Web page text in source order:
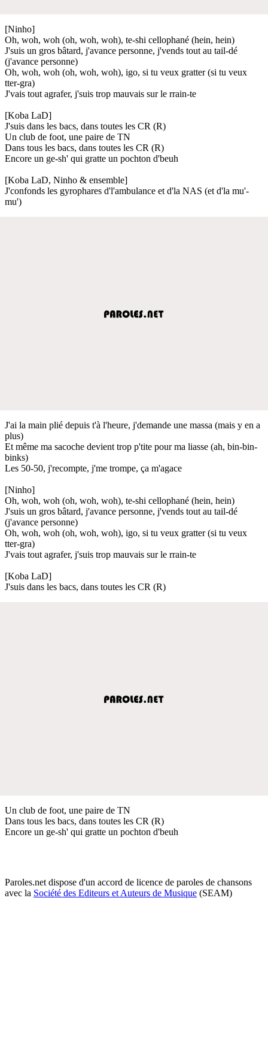
[Ninho]
Oh, woh, woh (oh, woh, woh), te-shi cellophané (hein, hein)
J'suis un gros bâtard, j'avance personne, j'vends tout au tail-dé
(j'avance personne)
Oh, woh, woh (oh, woh, woh), igo, si tu veux gratter (si tu veux
tter-gra)
J'vais tout agrafer, j'suis trop mauvais sur le rrain-te
[Koba LaD]
J'suis dans les bacs, dans toutes les CR (R)
Un club de foot, une paire de TN
Dans tous les bacs, dans toutes les CR (R)
Encore un ge-sh' qui gratte un pochton d'beuh
[Koba LaD, Ninho & ensemble]
J'confonds les gyrophares d'l'ambulance et d'la NAS (et d'la mu'-
mu')
J'ai la main plié depuis t'à l'heure, j'demande une massa (mais y en a
plus)
Et même ma sacoche devient trop p'tite pour ma liasse (ah, bin-bin-
binks)
Les 50-50, j'recompte, j'me trompe, ça m'agace
[Ninho]
Oh, woh, woh (oh, woh, woh), te-shi cellophané (hein, hein)
J'suis un gros bâtard, j'avance personne, j'vends tout au tail-dé
(j'avance personne)
Oh, woh, woh (oh, woh, woh), igo, si tu veux gratter (si tu veux
tter-gra)
J'vais tout agrafer, j'suis trop mauvais sur le rrain-te
[Koba LaD]
J'suis dans les bacs, dans toutes les CR (R)
Un club de foot, une paire de TN
Dans tous les bacs, dans toutes les CR (R)
Encore un ge-sh' qui gratte un pochton d'beuh
Paroles.net dispose d'un accord de licence de paroles de chansons
avec la Société des Editeurs et Auteurs de Musique (SEAM)